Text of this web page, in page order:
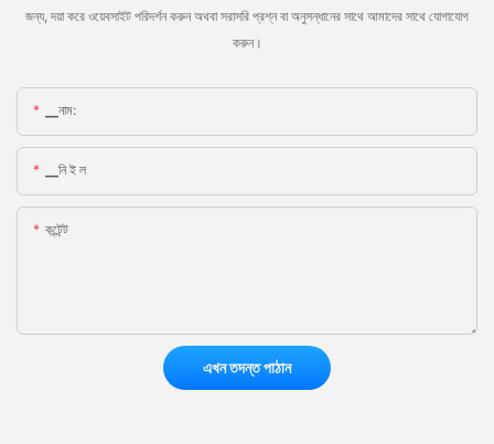
জন্য, দয়া করে ওয়েবসাইট পরিদর্শন করুন অথবা সরাসরি প্রশ্ন বা অনুসন্ধানের সাথে আমাদের সাথে যোগাযোগ
করুন।
▁নাম:
▁নি ই ল
কন্টেন্ট
এখন তদন্ত পাঠান